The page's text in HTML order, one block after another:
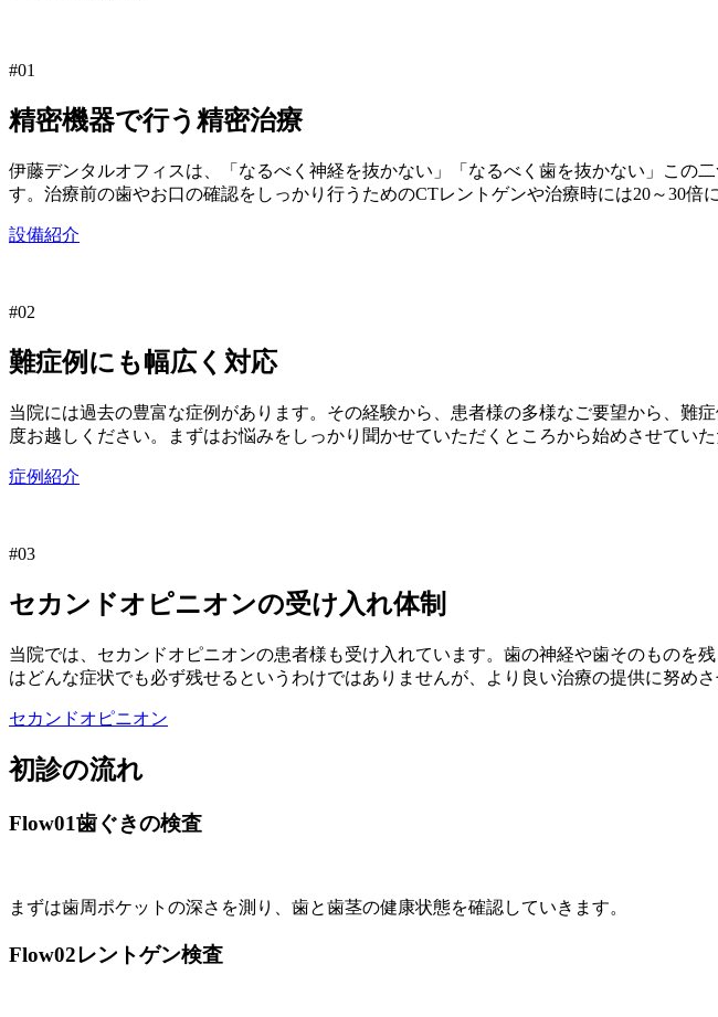
#01
精密機器で行う精密治療
伊藤デンタルオフィスは、「なるべく神経を抜かない」「なるべく歯を抜かない」この
す。治療前の歯やお口の確認をしっかり行うためのCTレントゲンや治療時には20～30倍
設備紹介
#02
難症例にも幅広く対応
当院には過去の豊富な症例があります。その経験から、患者様の多様なご要望から、
度お越しください。まずはお悩みをしっかり聞かせていただくところから始めさせていた
症例紹介
#03
セカンドオピニオンの受け入れ体制
当院では、セカンドオピニオンの患者様も受け入れています。歯の神経や歯そのもの
はどんな症状でも必ず残せるというわけではありませんが、より良い治療の提供に努めさ
セカンドオピニオン
初診の流れ
Flow01⻭ぐきの検査
まずは歯周ポケットの深さを測り、歯と歯茎の健康状態を確認していきます。
Flow02レントゲン検査